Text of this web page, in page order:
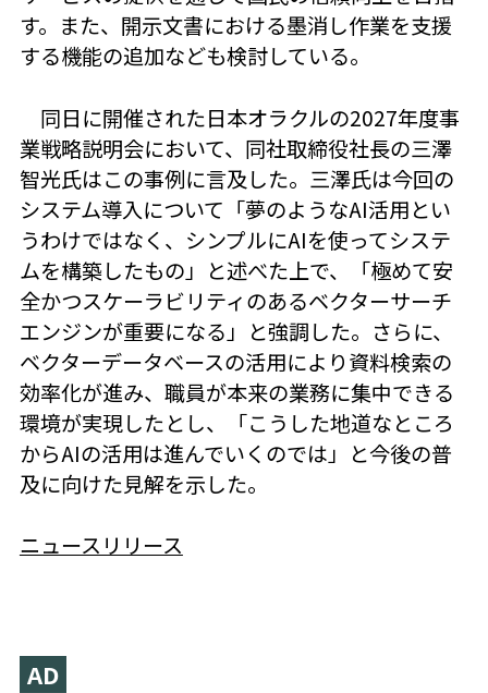
す。また、開示文書における墨消し作業を支援
する機能の追加なども検討している。
同日に開催された日本オラクルの2027年度事
業戦略説明会において、同社取締役社長の三澤
智光氏はこの事例に言及した。三澤氏は今回の
システム導入について「夢のようなAI活用とい
うわけではなく、シンプルにAIを使ってシステ
ムを構築したもの」と述べた上で、「極めて安
全かつスケーラビリティのあるベクターサーチ
エンジンが重要になる」と強調した。さらに、
ベクターデータベースの活用により資料検索の
効率化が進み、職員が本来の業務に集中できる
環境が実現したとし、「こうした地道なところ
からAIの活用は進んでいくのでは」と今後の普
及に向けた見解を示した。
ニュースリリース
AD